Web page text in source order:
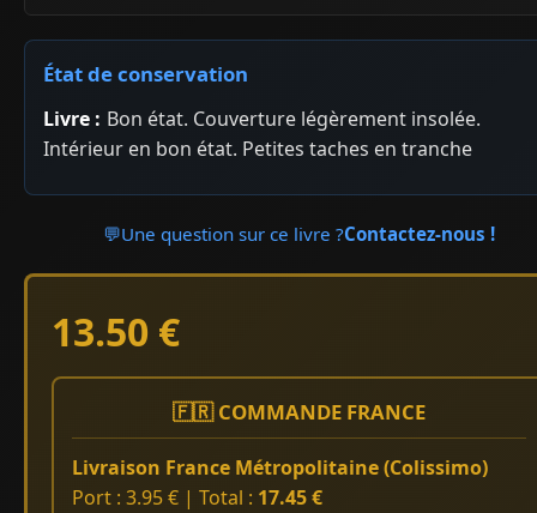
État de conservation
Livre : Bon état. Couverture légèrement insolée.
Intérieur en bon état. Petites taches en tranche
💬Une question sur ce livre ?Contactez-nous !
13.50 €
🇫🇷 COMMANDE FRANCE
Livraison France Métropolitaine (Colissimo)
Port : 3.95 € | Total : 17.45 €